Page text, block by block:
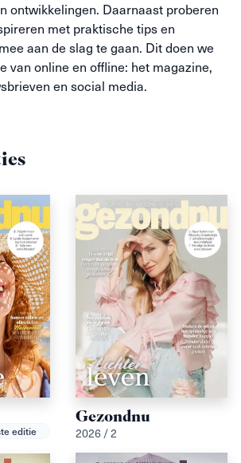
ontwikkelingen. Daarnaast proberen
met praktische tips en
aan de slag te gaan. Dit doen we
van online en offline: het magazine,
en social media.
editie
Gezondnu
2026 / 2